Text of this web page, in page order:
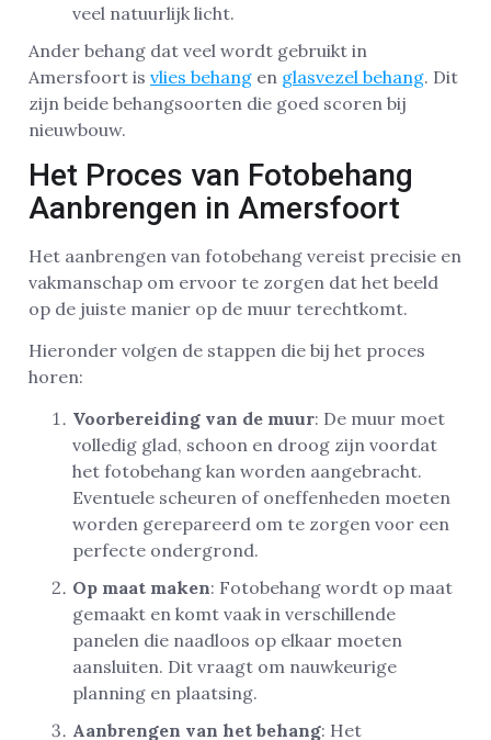
veel natuurlijk licht.
Ander behang dat veel wordt gebruikt in
Amersfoort is vlies behang en glasvezel behang. Dit
zijn beide behangsoorten die goed scoren bij
nieuwbouw.
Het Proces van Fotobehang
Aanbrengen in Amersfoort
Het aanbrengen van fotobehang vereist precisie en
vakmanschap om ervoor te zorgen dat het beeld
op de juiste manier op de muur terechtkomt.
Hieronder volgen de stappen die bij het proces
horen:
Voorbereiding van de muur: De muur moet
volledig glad, schoon en droog zijn voordat
het fotobehang kan worden aangebracht.
Eventuele scheuren of oneffenheden moeten
worden gerepareerd om te zorgen voor een
perfecte ondergrond.
Op maat maken: Fotobehang wordt op maat
gemaakt en komt vaak in verschillende
panelen die naadloos op elkaar moeten
aansluiten. Dit vraagt om nauwkeurige
planning en plaatsing.
Aanbrengen van het behang: Het